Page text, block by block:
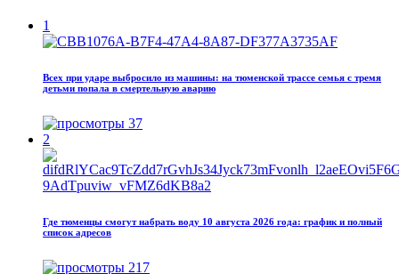
1
Всех при ударе выбросило из машины: на тюменской трассе семья с тремя
детьми попала в смертельную аварию
37
2
Где тюменцы смогут набрать воду 10 августа 2026 года: график и полный
список адресов
217